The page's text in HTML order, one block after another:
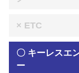
× ETC
〇 キーレスエ
ー